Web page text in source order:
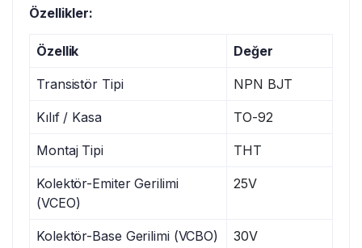
Özellikler:
Özellik Değer
Transistör Tipi NPN BJT
Kılıf / Kasa TO-92
Montaj Tipi THT
Kolektör-Emiter Gerilimi
(VCEO)
25V
Kolektör-Base Gerilimi (VCBO) 30V